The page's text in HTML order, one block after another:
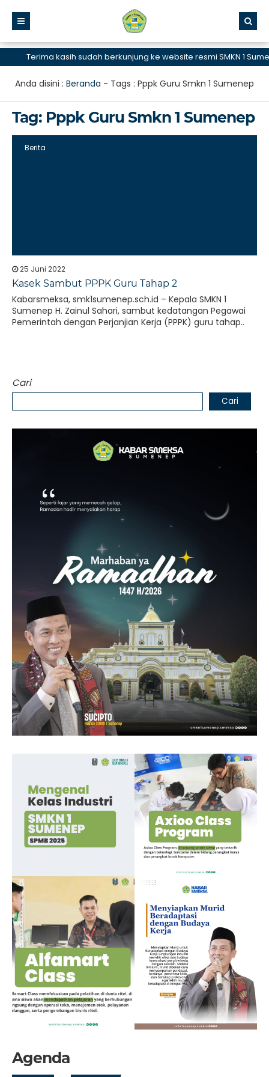
Terima kasih sudah berkunjung ke website resmi SMKN 1
Anda disini : Beranda - Tags : Pppk Guru Smkn 1 Sumenep
Tag: Pppk Guru Smkn 1 Sumenep
Berita
25 Juni 2022
Kasek Sambut PPPK Guru Tahap 2
Kabarsmeksa, smk1sumenep.sch.id – Kepala SMKN 1
Sumenep H. Zainul Sahari, sambut kedatangan Pegawai
Pemerintah dengan Perjanjian Kerja (PPPK) guru tahap..
Cari
Cari
Agenda